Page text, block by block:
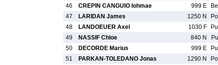
46
CREPIN CANGUIO Iohmae 999 E
47
LARIDAN James 1250 N
48
LANDOEUER Axel 1030 F
49
NASSIF Chloe 840 N
50
DECORDE Marius 999 E
51
PARKAN-TOLEDANO Jonas 1290 N